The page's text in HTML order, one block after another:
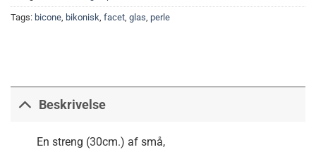
Tags: bicone, bikonisk, facet, glas, perle
Beskrivelse
En streng (30cm.) af små,